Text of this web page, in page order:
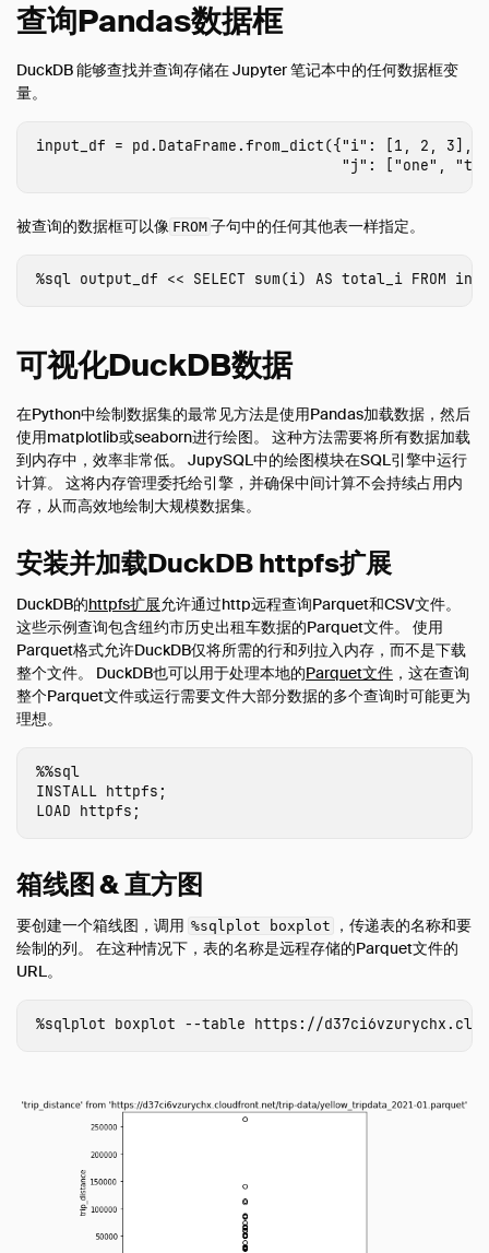
查询Pandas数据框
DuckDB 能够查找并查询存储在 Jupyter 笔记本中的任何数据框变
量。
input_df = pd . DataFrame .from_dict({"i" : [1 , 2 , 3],
"j" : ["one" ,
被查询的数据框可以像 FROM 子句中的任何其他表一样指定。
%sql output_df << SELECT sum(i) AS total_i FROM
可视化DuckDB数据
在Python中绘制数据集的最常见方法是使用Pandas加载数据，然后
使用matplotlib或seaborn进行绘图。 这种方法需要将所有数据加载
到内存中，效率非常低。 JupySQL中的绘图模块在SQL引擎中运行
计算。 这将内存管理委托给引擎，并确保中间计算不会持续占用内
存，从而高效地绘制大规模数据集。
安装并加载DuckDB httpfs扩展
DuckDB的httpfs扩展允许通过http远程查询Parquet和CSV文件。
这些示例查询包含纽约市历史出租车数据的Parquet文件。 使用
Parquet格式允许DuckDB仅将所需的行和列拉入内存，而不是下载
整个文件。 DuckDB也可以用于处理本地的Parquet文件 ，这在查询
整个Parquet文件或运行需要文件大部分数据的多个查询时可能更为
理想。
%%sql
INSTALL httpfs;
LOAD httpfs;
箱线图 & 直方图
要创建一个箱线图，调用 %sqlplot boxplot
，传递表的名称和要
绘制的列。 在这种情况下，表的名称是远程存储的Parquet文件的
URL。
%sqlplot boxplot --table https : //d37ci6vzurychx .